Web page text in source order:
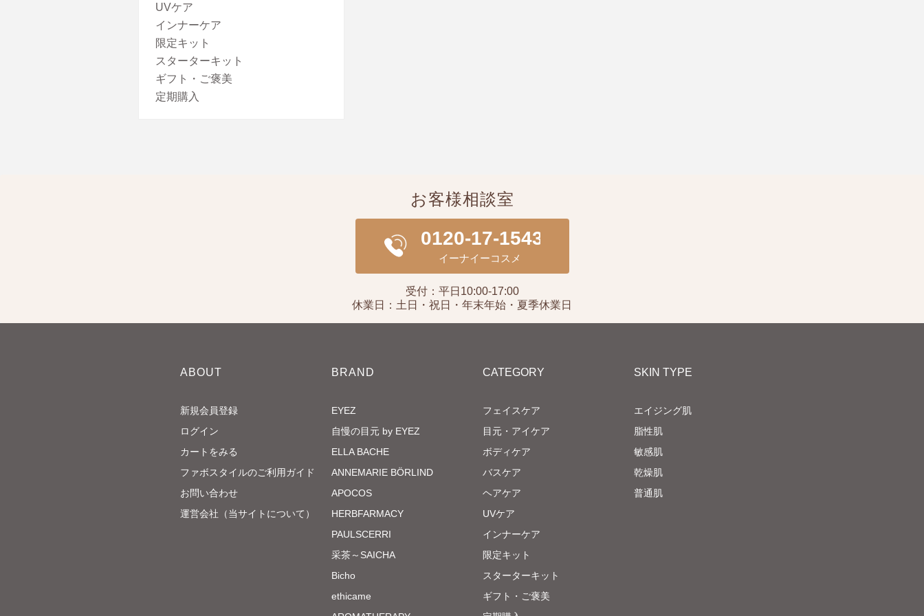
UVケア
インナーケア
限定キット
スターターキット
ギフト・ご褒美
定期購入
お客様相談室
受付：平日10:00-17:00
休業日：土日・祝日・年末年始・夏季休業日
ABOUT
新規会員登録
ログイン
カートをみる
ファボスタイルのご利用ガイド
お問い合わせ
運営会社（当サイトについて）
BRAND
EYEZ
自慢の目元 by EYEZ
ELLA BACHE
ANNEMARIE BÖRLIND
APOCOS
HERBFARMACY
PAULSCERRI
采茶～SAICHA
Bicho
ethicame
CATEGORY
フェイスケア
目元・アイケア
ボディケア
バスケア
ヘアケア
UVケア
インナーケア
限定キット
スターターキット
ギフト・ご褒美
SKIN TYPE
エイジング肌
脂性肌
敏感肌
乾燥肌
普通肌